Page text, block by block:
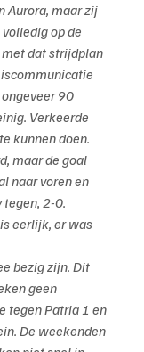
Aurora, maar zij
op de
dat strijdplan
90
Verkeerde
kunnen doen.
maar de goal
naar voren en
2-0.
eerlijk, er was
bezig zijn. Dit
geen
tegen Patria 1 en
De weekenden